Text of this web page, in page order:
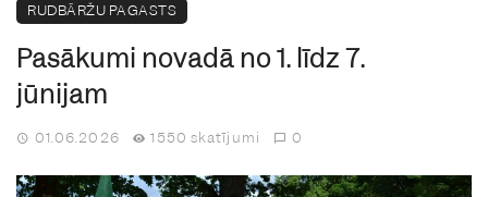
RUDBĀRŽU PAGASTS
Pasākumi novadā no 1. līdz 7.
jūnijam
01.06.2026 1550 skatījumi 0